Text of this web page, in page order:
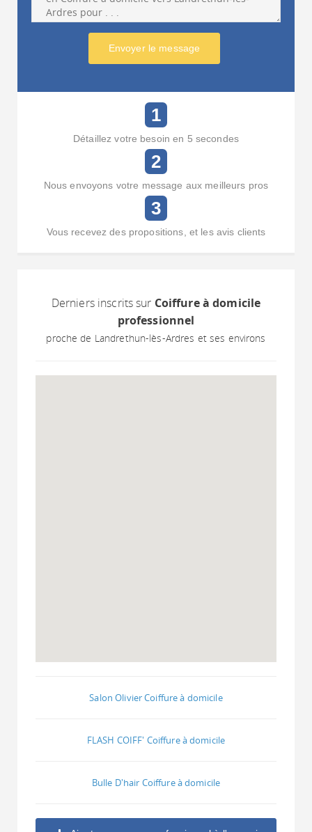
Envoyer le message
1
Détaillez votre besoin en 5 secondes
2
Nous envoyons votre message aux meilleurs pros
3
Vous recevez des propositions, et les avis clients
Derniers inscrits sur Coiffure à domicile
professionnel
proche de Landrethun-lès-Ardres et ses environs
Salon Olivier Coiffure à domicile
FLASH COIFF' Coiffure à domicile
Bulle D'hair Coiffure à domicile